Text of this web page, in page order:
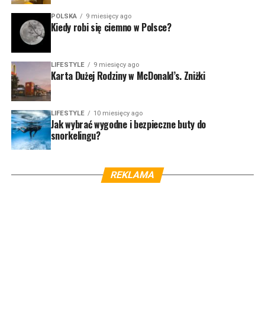
POLSKA 9 miesięcy ago
Kiedy robi się ciemno w Polsce?
LIFESTYLE 9 miesięcy ago
Karta Dużej Rodziny w McDonald’s. Zniżki
LIFESTYLE 10 miesięcy ago
Jak wybrać wygodne i bezpieczne buty do
snorkelingu?
REKLAMA